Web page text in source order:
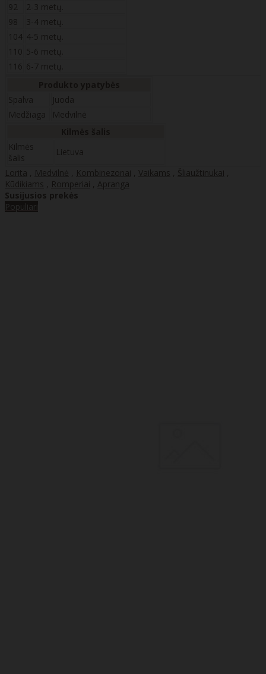
92
2-3 metų.
98
3-4 metų.
104 4-5 metų.
110 5-6 metų.
116 6-7 metų.
Spalva
Juoda
Medžiaga
Medvilnė
Kilmės
šalis
Lietuva
Lorita , Medvilnė , Kombinezonai , Vaikams , Šliaužtinukai ,
Kūdikiams , Romperiai , Apranga
Susijusios prekės
Populiari